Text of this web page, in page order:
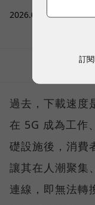
2026.08.03|3C生活
過去，下載速度
在 5G 成為工作
礎設施後，消費
讓其在人潮聚集
連線，即無法轉
訂